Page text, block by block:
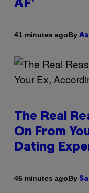
AF’
41 minutes agoBy
The Real
On From
Dating
46 minutes agoBy